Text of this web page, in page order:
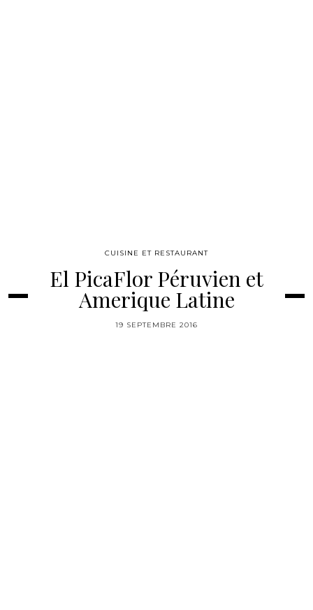
CUISINE ET RESTAURANT
El PicaFlor Péruvien et
Amerique Latine
19 SEPTEMBRE 2016